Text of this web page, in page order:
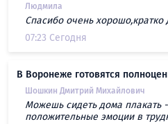
Людмила
Спасибо очень хорошо,кратко
07:23 Сегодня
В Воронеже готовятся
Шошкин Дмитрий Михайлович
Можешь сидеть дома плакать
положительные эмоции в